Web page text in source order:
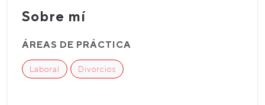
Sobre mí
ÁREAS DE PRÁCTICA
Laboral Divorcios